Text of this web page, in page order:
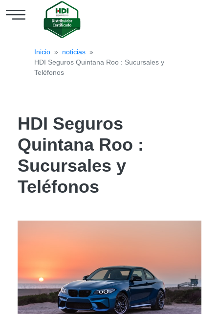
Seguro
de
Hogar
HDI
Blog
Inicio » noticias »
HDI Seguros Quintana Roo : Sucursales y
Teléfonos
HDI Seguros
Quintana Roo :
Sucursales y
Teléfonos